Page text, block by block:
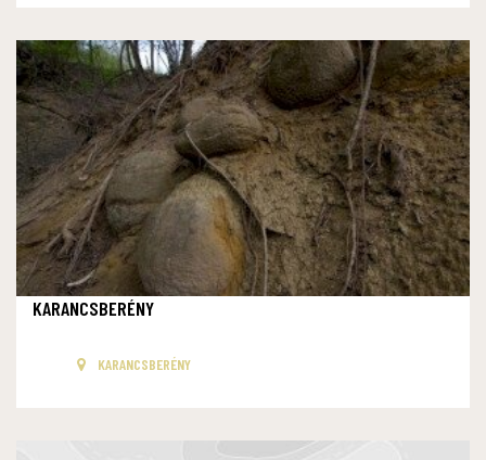
KARANCSBERÉNY
KARANCSBERÉNY